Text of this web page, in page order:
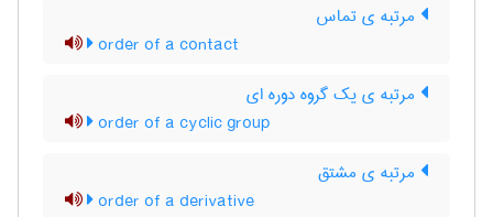
مرتبه ی تماس
order of a contact
مرتبه ی یک گروه دوره ای
order of a cyclic group
مرتبه ی مشتق
order of a derivative